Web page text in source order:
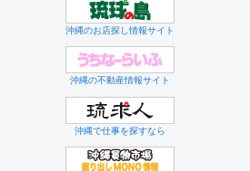
沖縄のお店探し情報サイト
沖縄の不動産情報サイト
沖縄で仕事を探すなら